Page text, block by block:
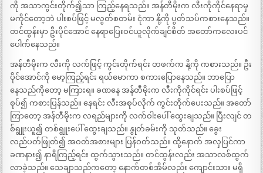
ကို အသာကွင်းတိုက်၍သာ ကြည့်နေရသည်။ အန်တီမိုးက လီးကိုကိုင်နေရာမှ
မကိုင်တော့ဘဲ ပါးစပ်ဖြင့် မလွတ်စတမ်း ငုံကာ နို့ကို ပွတ်သပ်ကစားနေသည်။
တင်ထွန်းမှာ ဦးပိုင်အောင် နေရာပြေးဝင်ယူလိုက်ချင်စိတ် အတော်ကလေးပင်
ပေါက်နေသည်။
အန်တီမိုးက လီးကို လက်ဖြင့် ကွင်းတိုက်ရင်း တဖက်က နို့ကို ကစားသည်။ ဦး
ပိုင်အောင်ကို မော့ကြည့်ရင်း ရယ်မောကာ စကားပြောနေသည်။ ဘာပြော
နေသည်ကိုတော့ မကြားရ။ ခဏနေ အန်တီမိုးက လီးကိုကိုင်ရင်း ပါးစပ်ဖြင့်
စုပ်၍ ကစားပြန်သည်။ နေရင်း လီးအစုပ်လိုက် ကွင်းတိုက်ပေးသည်။ အတော်
ကြာတော့ အန်တီမိုးက လရည်များကို လက်ဝါးပေါ် ထွေးချသည်။ ပြီးလျင် တ
စ်ရွူးယူ၍ တစ်ရွူးပေါ် ထွေးချသည်။ နွုတ်ခမ်းကို သုတ်သည်။ ခွေး
လည်ပတ်ဖြုတ်၍ အဝတ်အစားများ ပြန်ဝတ်သည်။ ထို့နောက် အလှပြင်ကာ
ခဏနား၍ နာရီကြည့်ရင်း ထွက်သွားသည်။ တင်ထွန်းလည်း အသာလစ်ထွက်
လာခဲ့သည်။ သေချာသည်ကတော့ နောက်တစ်အိမ်လည်း ကျောင်းသား မရှိ